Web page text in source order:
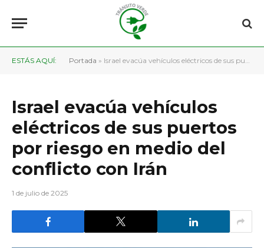
ESTÁS AQUÍ: Portada » Israel evacúa vehículos eléctricos de sus puertos por riesgo en medio del conflicto con Irán
Israel evacúa vehículos
eléctricos de sus puertos
por riesgo en medio del
conflicto con Irán
1 de julio de 2025